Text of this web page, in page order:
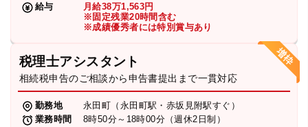
給与
月給38万1,563円
※固定残業20時間含む
※成績優秀者には特別賞与あり
税理士アシスタント
相続税申告のご相談から申告書提出まで一貫対応
勤務地
永田町（永田町駅・赤坂見附駅すぐ）
業務時間
8時50分～18時00分（週休2日制）
プライバシーポリシー
TikTok受賞 定義集 動画集